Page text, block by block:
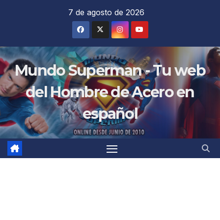
7 de agosto de 2026
Mundo Superman - Tu web
del Hombre de Acero en
español